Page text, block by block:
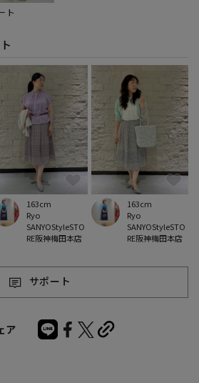
ト
SANYOStyleSTO
RE阪神梅田本店
Ryo
163cm
SANYOStyleSTO
RE阪神梅田本店
Ryo
163cm
サポート
ア